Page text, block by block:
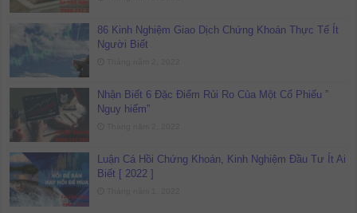
86 Kinh Nghiệm Giao Dịch Chứng Khoán Thực Tế Ít
Người Biết
Nhận Biết 6 Đặc Điểm Rủi Ro Của Một Cổ Phiếu ”
Nguy hiểm”
Luận Cá Hồi Chứng Khoán, Kinh Nghiệm Đầu Tư Ít Ai
Biết [ 2022 ]